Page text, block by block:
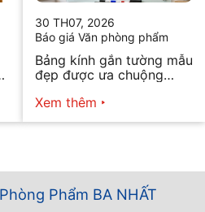
30 TH07, 2026
Báo giá Văn phòng phẩm
Bảng kính gắn tường mẫu
đẹp được ưa chuộng
Xem thêm
Phẩm BA NHẤT